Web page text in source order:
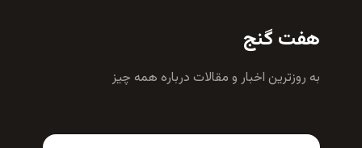
هفت گنج
به روزترين اخبار و مقالات درباره همه چيز